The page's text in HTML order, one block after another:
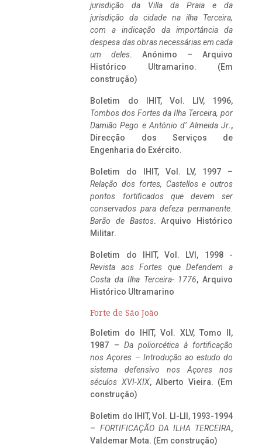
jurisdição da Villa da Praia e da
jurisdição da cidade na ilha Terceira,
com a indicação da importância da
despesa das obras necessárias em cada
um deles. Anónimo – Arquivo
Histórico Ultramarino. (Em
construção)
Boletim do IHIT, Vol. LIV, 1996,
Tombos dos Fortes da Ilha Terceira, por
Damião Pego e António d’ Almeida Jr.,
Direcção dos Serviços de
Engenharia do Exército.
Boletim do IHIT, Vol. LV, 1997 –
Relação dos fortes, Castellos e outros
pontos fortificados que devem ser
conservados para defeza permanente.
Barão de Bastos. Arquivo Histórico
Militar.
Boletim do IHIT, Vol. LVI, 1998 -
Revista aos Fortes que Defendem a
Costa da Ilha Terceira- 1776, Arquivo
Histórico Ultramarino
Forte de São João
Boletim do IHIT, Vol. XLV, Tomo II,
1987 – Da poliorcética à fortificação
nos Açores – Introdução ao estudo do
sistema defensivo nos Açores nos
séculos XVI-XIX, Alberto Vieira. (Em
construção)
Boletim do IHIT, Vol. LI-LII, 1993-1994
– FORTIFICAÇÃO DA ILHA TERCEIRA,
Valdemar Mota. (Em construção)